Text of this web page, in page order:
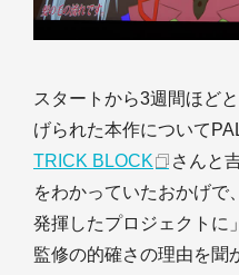
スタートから3週間ほど
げられた本作について
TRICK BLOCK
さんと
をわかっていたおかげで
発揮したプロジェクトに
監修の的確さの理由を聞